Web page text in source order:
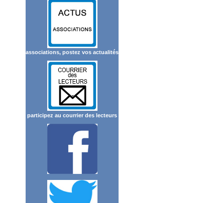
associations, postez vos actualités
participez au courrier des lecteurs